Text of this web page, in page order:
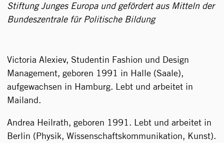
Stiftung Junges Europa und gefördert aus Mitteln der
Bundeszentrale für Politische Bildung
Victoria Alexiev, Studentin Fashion und Design
Management, geboren 1991 in Halle (Saale),
aufgewachsen in Hamburg. Lebt und arbeitet in
Mailand.
Andrea Heilrath, geboren 1991. Lebt und arbeitet in
Berlin (Physik, Wissenschaftskommunikation, Kunst).